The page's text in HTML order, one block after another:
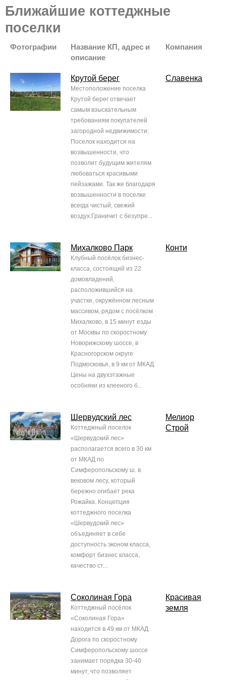
Ближайшие коттеджные
поселки
Фотографии
Название КП, адрес и
описание
Компания
Крутой берег
Местоположение поселка
Крутой берег отвечает
самым взыскательным
требованиям покупателей
загородной недвижимости:
Поселок находится на
возвышенности, что
позволит будущим жителям
любоваться красивыми
пейзажами. Так же благодаря
возвышенности в поселке
всегда чистый, свежий
воздух.Граничит с безупре...
Славенка
Михалково Парк
Клубный посёлок бизнес-
класса, состоящий из 22
домовладений,
расположившийся на
участке, окружённом лесным
массивом, рядом с посёлком
Михалково, в 15 минут езды
от Москвы по скоростному
Новорижскому шоссе, в
Красногорском округе
Подмосковья, в 9 км от МКАД.
Цены на двухэтажные
особняки из клееного б...
Конти
Шервудский лес
Коттеджный поселок
«Шервудский лес»
располагается всего в 30 км
от МКАД по
Симферопольскому ш. в
вековом лесу, который
бережно огибает река
Рожайка. Концепция
коттеджного поселка
«Шервудский лес»
объединяет в себе
доступность эконом класса,
комфорт бизнес класса,
качество ст...
Мелиор
Строй
Соколиная Гора
Коттеджный посёлок
«Соколиная Гора»
находится в 49 км от МКАД.
Дорога по скоростному
Симферопольскому шоссе
занимает порядка 30-40
минут, что позволяет
Красивая
земля